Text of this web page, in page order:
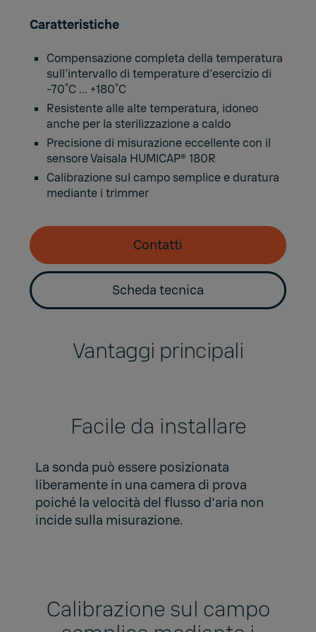
Caratteristiche
Compensazione completa della temperatura
sull'intervallo di temperature d'esercizio di
-70˚C ... +180˚C
Resistente alle alte temperatura, idoneo
anche per la sterilizzazione a caldo
Precisione di misurazione eccellente con il
sensore Vaisala HUMICAP® 180R
Calibrazione sul campo semplice e duratura
mediante i trimmer
Contatti
Scheda tecnica
Vantaggi principali
Facile da installare
La sonda può essere posizionata
liberamente in una camera di prova
poiché la velocità del flusso d'aria non
incide sulla misurazione.
Calibrazione sul campo